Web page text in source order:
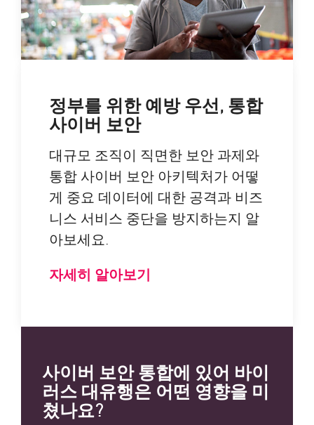
정부를 위한 예방 우선, 통합
사이버 보안
대규모 조직이 직면한 보안 과제와
통합 사이버 보안 아키텍처가 어떻
게 중요 데이터에 대한 공격과 비즈
니스 서비스 중단을 방지하는지 알
아보세요.
자세히 알아보기
사이버 보안 통합에 있어 바이
러스 대유행은 어떤 영향을 미
쳤나요?